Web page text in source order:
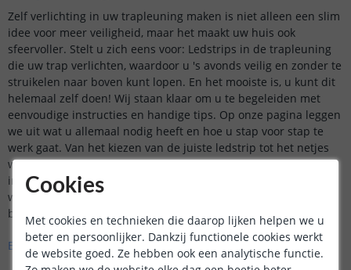
Zelf verlichting in uw trapleuning maken is niet alleen een slim
idee voor meer veiligheid, maar het maakt uw huis ook
sfeervoller. Stelt u zich eens voor: Ledstrips in de trapleuning
die uw trap verlichten, waardoor u 's avonds veilig en zonder te
struikelen naar boven kunt lopen. En het mooiste is, u kunt dit
helemaal zelf doen! Wij staan klaar om u te begeleiden met
eenvoudige instructies en handige tips. Op onze pagina leggen
we uit wat u allemaal nodig heeft en hoe u stap voor stap te
werk gaat. Van het kiezen van de juiste ledstrip tot het netjes
wegwerken van de bedrading, wij zorgen ervoor dat u alle
informatie heeft om uw project succesvol af te ronden. Zo
wordt uw trap niet alleen veiliger, maar ook een echte
blikvanger in uw huis.
Bekijk hier wat u nodig heeft voor uw trapleuning >>
Cookies
Met cookies en technieken die daarop lijken helpen we u
beter en persoonlijker. Dankzij functionele cookies werkt
de website goed. Ze hebben ook een analytische functie.